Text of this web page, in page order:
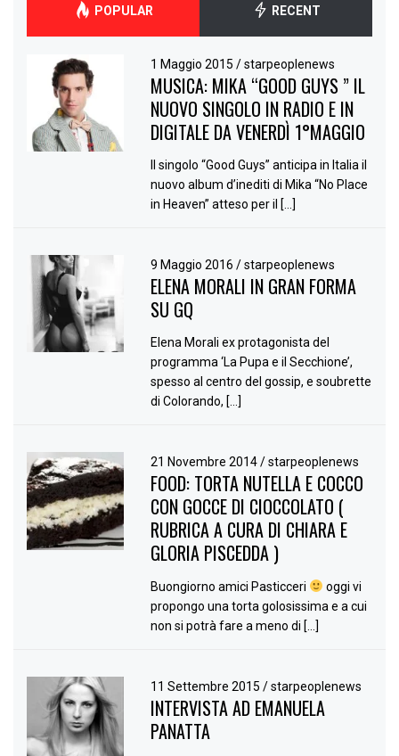
POPULAR RECENT
1 Maggio 2015/ starpeoplenews
MUSICA: MIKA “GOOD GUYS ” IL
NUOVO SINGOLO IN RADIO E IN
DIGITALE DA VENERDÌ 1°MAGGIO
Il singolo “Good Guys” anticipa in Italia il
nuovo album d’inediti di Mika “No Place
in Heaven” atteso per il […]
9 Maggio 2016/ starpeoplenews
ELENA MORALI IN GRAN FORMA
SU GQ
Elena Morali ex protagonista del
programma ‘La Pupa e il Secchione’,
spesso al centro del gossip, e soubrette
di Colorando, […]
21 Novembre 2014/ starpeoplenews
FOOD: TORTA NUTELLA E COCCO
CON GOCCE DI CIOCCOLATO (
RUBRICA A CURA DI CHIARA E
GLORIA PISCEDDA )
Buongiorno amici Pasticceri
oggi vi
propongo una torta golosissima e a cui
non si potrà fare a meno di […]
11 Settembre 2015/ starpeoplenews
INTERVISTA AD EMANUELA
PANATTA